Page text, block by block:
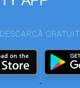
DESCARCĂ GRATUIT